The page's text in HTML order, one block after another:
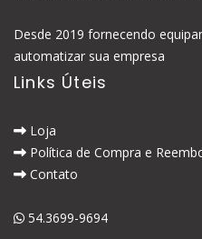
Desde 2019 fornecendo
automatizar sua empresa
Links Úteis
Loja
Política de Compra e
Contato
54.3699-9694